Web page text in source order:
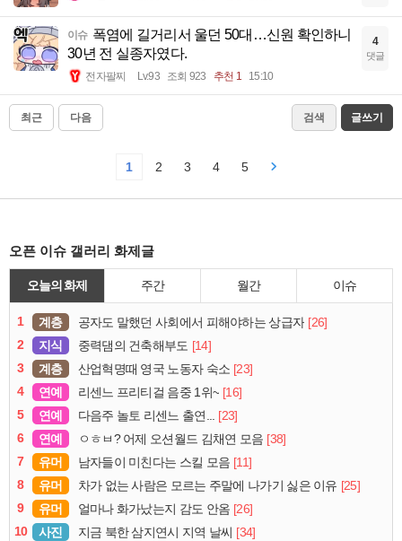
이슈 폭염에 길거리서 울던 50대…신원 확인하니
30년 전 실종자였다.
전자팔찌 Lv.93 조회 923 추천 1 15:10
4
댓글
최근 다음 검색 글쓰기
1 2 3 4 5
오픈 이슈 갤러리 화제글
오늘의 화제 주간 월간 이슈
1 계층 공자도 말했던 사회에서 피해야하는 상급자 [26]
2
지식 중력댐의 건축해부도 [14]
3
계층 산업혁명때 영국 노동자 숙소 [23]
4
연예 리센느 프리티걸 음중 1위~ [16]
5
연예 다음주 놀토 리센느 출연... [23]
6
연예 ㅇㅎㅂ? 어제 오션월드 김채연 모음 [38]
7
유머 남자들이 미친다는 스킬 모음 [11]
8
유머 차가 없는 사람은 모르는 주말에 나가기 싫은 이유 [25]
9
유머 얼마나 화가났는지 감도 안옴 [26]
10
사진 지금 북한 삼지연시 지역 날씨 [34]